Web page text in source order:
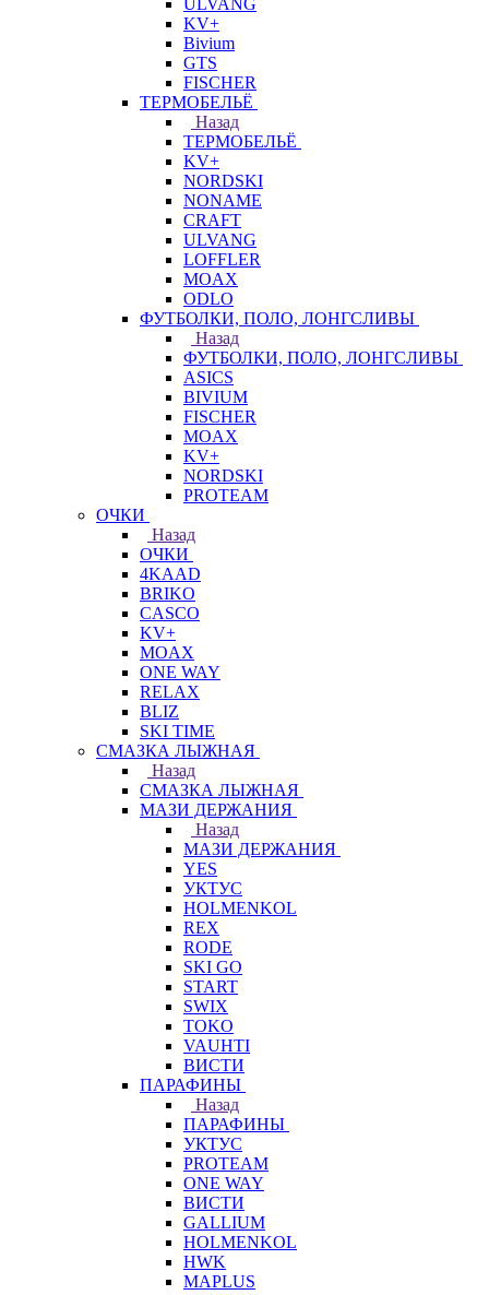
ULVANG
KV+
Bivium
GTS
FISCHER
ТЕРМОБЕЛЬЁ
Назад
ТЕРМОБЕЛЬЁ
KV+
NORDSKI
NONAME
CRAFT
ULVANG
LOFFLER
MOAX
ODLO
ФУТБОЛКИ, ПОЛО, ЛОНГСЛИВЫ
Назад
ФУТБОЛКИ, ПОЛО, ЛОНГСЛИВЫ
ASICS
BIVIUM
FISCHER
MOAX
KV+
NORDSKI
PROTEAM
ОЧКИ
Назад
ОЧКИ
4KAAD
BRIKO
CASCO
KV+
MOAX
ONE WAY
RELAX
BLIZ
SKI TIME
СМАЗКА ЛЫЖНАЯ
Назад
СМАЗКА ЛЫЖНАЯ
МАЗИ ДЕРЖАНИЯ
Назад
МАЗИ ДЕРЖАНИЯ
YES
УКТУС
HOLMENKOL
REX
RODE
SKI GO
START
SWIX
TOKO
VAUHTI
ВИСТИ
ПАРАФИНЫ
Назад
ПАРАФИНЫ
УКТУС
PROTEAM
ONE WAY
ВИСТИ
GALLIUM
HOLMENKOL
HWK
MAPLUS